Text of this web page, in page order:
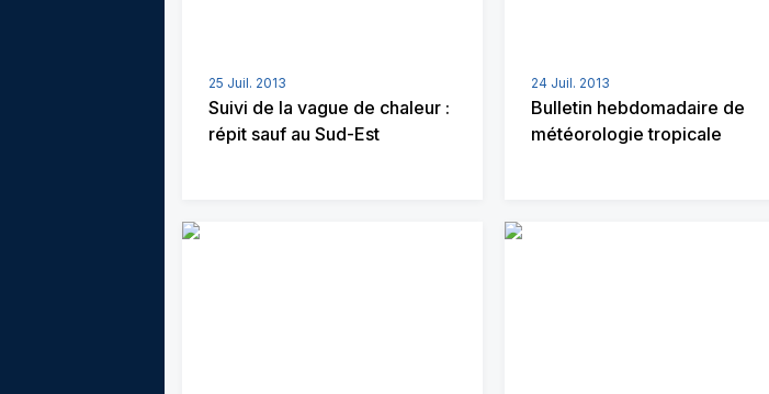
25 Juil. 2013
Suivi de la vague de chaleur :
répit sauf au Sud-Est
24 Juil. 2013
Bulletin hebdomadaire de
météorologie tropicale